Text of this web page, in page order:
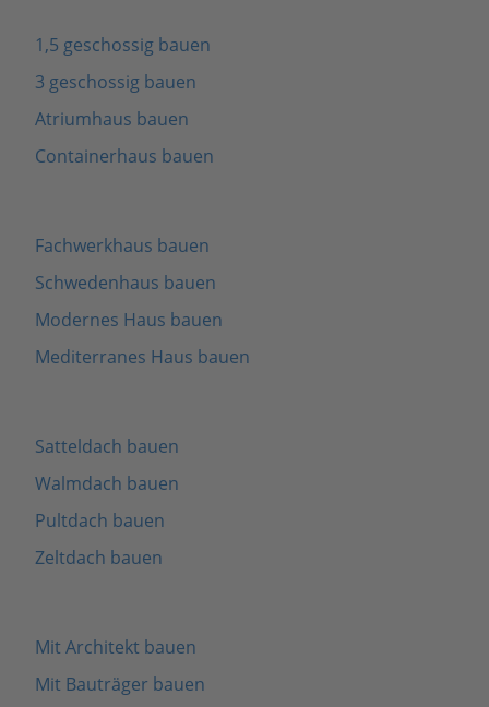
1,5 geschossig bauen
3 geschossig bauen
Atriumhaus bauen
Containerhaus bauen
Fachwerkhaus bauen
Schwedenhaus bauen
Modernes Haus bauen
Mediterranes Haus bauen
Satteldach bauen
Walmdach bauen
Pultdach bauen
Zeltdach bauen
Mit Architekt bauen
Mit Bauträger bauen